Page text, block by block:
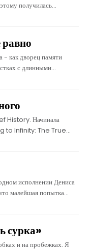
получилась
семьи в
дворец памяти
с длинными
я слушаю в машине.
History. Начинала
to Infinity: The True
прекрасная женщина
исполнении Дениса
малейшая попытка
в тыкву - я прочитала
сурка»
и на пробежках. Я